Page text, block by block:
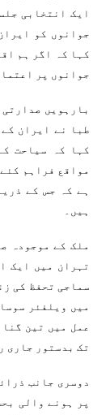
ایک انتخابی
جوانوں کو
کہا کہ اگر ہم
جوانوں پر
بارہویں
طبا نے ایران
کہا کہ سیاحت
مواقع فراہم
ہے کہ جس کے
ہیں۔
ملک کے موجودہ
تہران میں ایک
سماجی تحفظ کی
میں ویلفئر
عمل میں تین
تک بدستور جاری
دوسری جانب
پر ہونے والی